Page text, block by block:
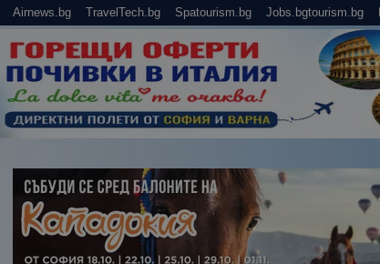
Airnews.bg TravelTech.bg Spatourism.bg Jobs.bgtourism.bg